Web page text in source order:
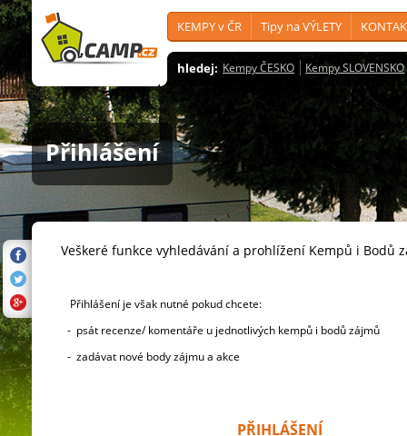
KEMPY v ČR Tipy na VÝLETY
hledej: Kempy ČESKO Kempy SLOVENSKO
Přihlášení
Veškeré funkce vyhledávání a prohlížení Kempů i
Přihlášení je však nutné pokud chcete:
- psát recenze/ komentáře u jednotlivých kempů i bodů zájmů
- zadávat nové body zájmu a akce
PŘIHLÁŠENÍ